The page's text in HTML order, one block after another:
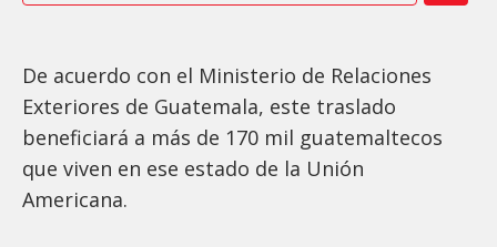
De acuerdo con el Ministerio de Relaciones
Exteriores de Guatemala, este traslado
beneficiará a más de 170 mil guatemaltecos
que viven en ese estado de la Unión
Americana.